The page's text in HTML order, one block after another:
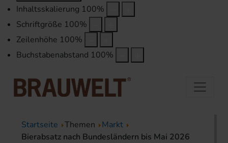
Inhaltsskalierung 100%
Schriftgröße 100%
Zeilenhöhe 100%
Buchstabenabstand 100%
Startseite Themen
Markt
Bierabsatz nach Bundesländern bis Mai 2026